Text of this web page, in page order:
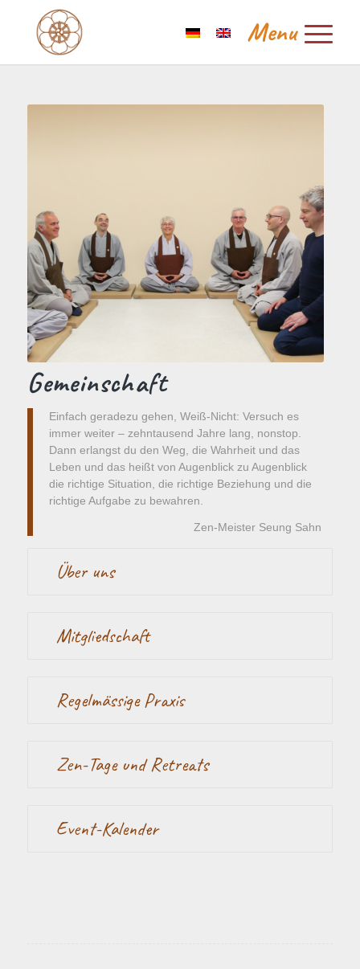
Gemeinschaft
Einfach geradezu gehen, Weiß-Nicht: Versuch es
immer weiter – zehntausend Jahre lang, nonstop.
Dann erlangst du den Weg, die Wahrheit und das
Leben und das heißt von Augenblick zu Augenblick
die richtige Situation, die richtige Beziehung und die
richtige Aufgabe zu bewahren.
Zen-Meister Seung Sahn
Über uns
Mitgliedschaft
Regelmässige Praxis
Zen-Tage und Retreats
Event-Kalender